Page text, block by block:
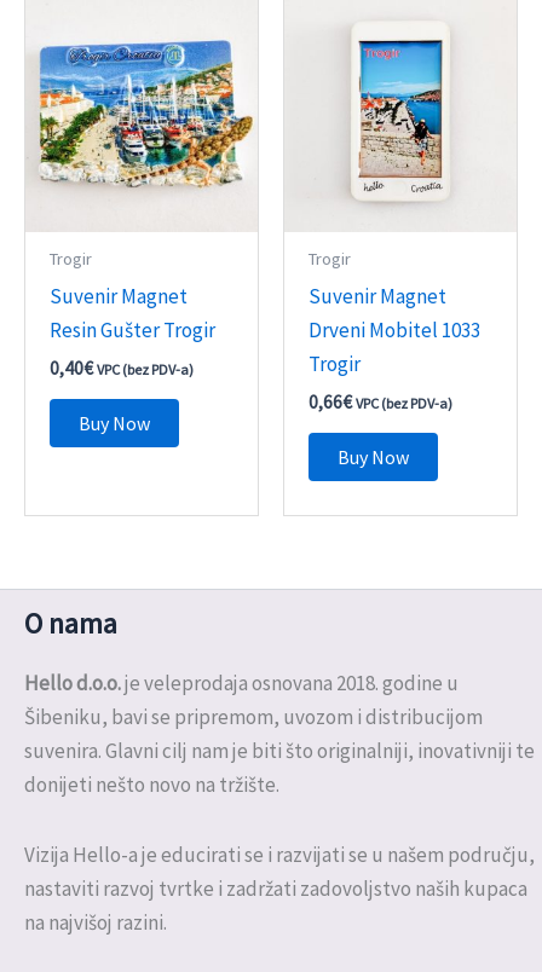
Trogir
Suvenir Magnet
Resin Gušter Trogir
0,40€ VPC (bez PDV-a)
Buy Now
Trogir
Suvenir Magnet
Drveni Mobitel 1033
Trogir
0,66€ VPC (bez PDV-a)
Buy Now
O nama
Hello d.o.o.je veleprodaja osnovana 2018. godine u
Šibeniku, bavi se pripremom, uvozom i distribucijom
suvenira. Glavni cilj nam je biti što originalniji, inovativniji te
donijeti nešto novo na tržište.
Vizija Hello-a je educirati se i razvijati se u našem području,
nastaviti razvoj tvrtke i zadržati zadovoljstvo naših kupaca
na najvišoj razini.